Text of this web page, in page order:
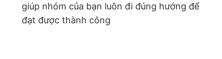
giúp nhóm của bạn luôn đi đúng hướng để
đạt được thành công